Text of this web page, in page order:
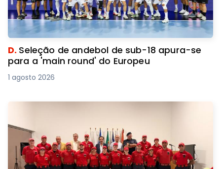
D. Seleção de andebol de sub-18 apura-se
para a 'main round' do Europeu
1 agosto 2026